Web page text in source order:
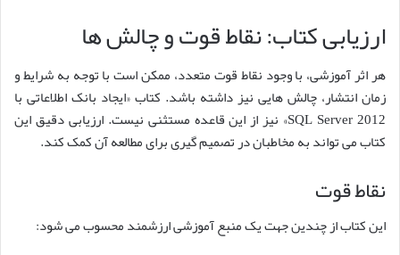
ارزیابی کتاب: نقاط قوت و چالش ها
هر اثر آموزشی، با وجود نقاط قوت متعدد، ممکن است با توجه به شرایط و
زمان انتشار، چالش هایی نیز داشته باشد. کتاب «ایجاد بانک اطلاعاتی با
SQL Server 2012» نیز از این قاعده مستثنی نیست. ارزیابی دقیق این
کتاب می تواند به مخاطبان در تصمیم گیری برای مطالعه آن کمک کند.
نقاط قوت
این کتاب از چندین جهت یک منبع آموزشی ارزشمند محسوب می شود: